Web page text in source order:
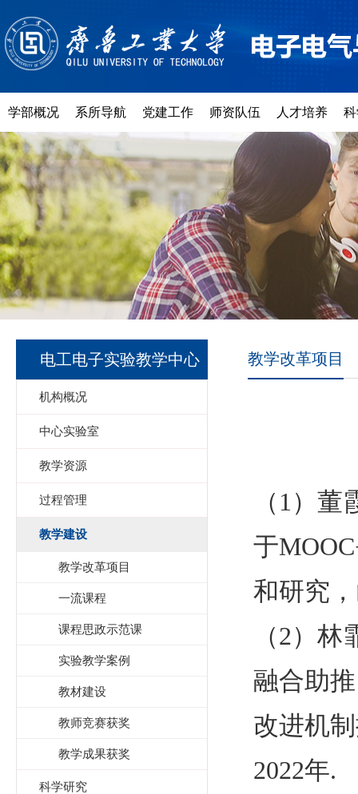
学部概况 系所导航 党建工作 师资队伍 人才培养
电工电子实验教学中心
机构概况
中心实验室
教学资源
过程管理
教学建设
教学改革项目
一流课程
课程思政示范课
实验教学案例
教材建设
教师竞赛获奖
教学成果获奖
科学研究
教学改革项目
（1）
于
和研究
（2）
融合助
改进机
2022年.